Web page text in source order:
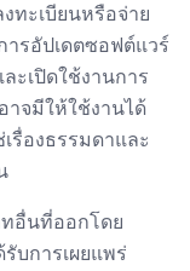
ทะเบียนหรือจ่าย
ารอัปเดตซอฟต์แวร์
เปิดใช้งานการ
าจมีให้ใช้งานได้
รื่องธรรมดาและ
อื่นที่ออกโดย
บการเผยแพร่